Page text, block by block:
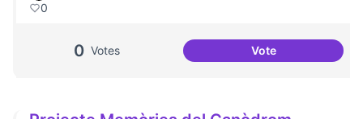
0
0 Votes VoteComissió de